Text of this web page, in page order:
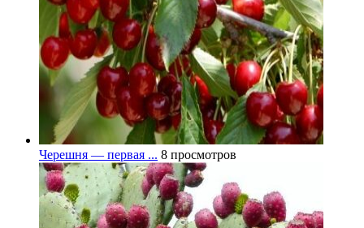
Черешня — первая ... 8 просмотров